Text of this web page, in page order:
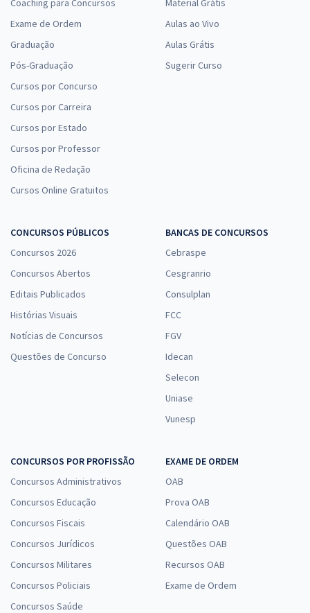
Coaching para Concursos
Exame de Ordem
Graduação
Pós-Graduação
Cursos por Concurso
Cursos por Carreira
Cursos por Estado
Cursos por Professor
Oficina de Redação
Cursos Online Gratuitos
Material Grátis
Aulas ao Vivo
Aulas Grátis
Sugerir Curso
CONCURSOS PÚBLICOS
Concursos 2026
Concursos Abertos
Editais Publicados
Histórias Visuais
Notícias de Concursos
Questões de Concurso
BANCAS DE CONCURSOS
Cebraspe
Cesgranrio
Consulplan
FCC
FGV
Idecan
Selecon
Uniase
Vunesp
CONCURSOS POR PROFISSÃO
Concursos Administrativos
Concursos Educação
Concursos Fiscais
Concursos Jurídicos
Concursos Militares
Concursos Policiais
Concursos Saúde
EXAME DE ORDEM
OAB
Prova OAB
Calendário OAB
Questões OAB
Recursos OAB
Exame de Ordem